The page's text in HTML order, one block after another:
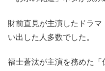
財前直見が主演したドラ
い出した人多数でした。
福士蒼汰が主演を務めた